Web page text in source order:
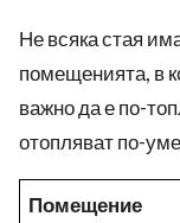
Не всяка стая
помещенията, в
важно да е по-
отопляват по-
Помещение